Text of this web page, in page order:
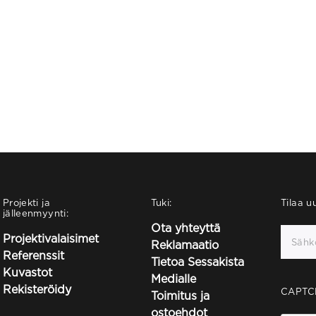
Projekti ja
jälleenmyynti:
Projektivalaisimet
Referenssit
Kuvastot
Rekisteröidy
Tuki:
Ota yhteyttä
Reklamaatio
Tietoa Sessakista
Medialle
Toimitus ja
ostoehdot
Tilaa